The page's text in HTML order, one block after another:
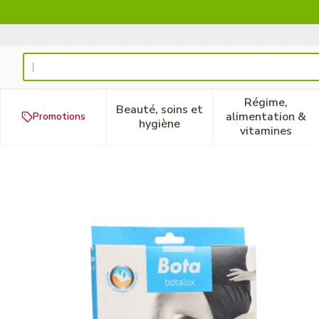
Rechercher
Promotions
Beauté, soins et
hygièneAfficher le sous-menu pour
Régime,
alimentation &
vitamines
Afficher